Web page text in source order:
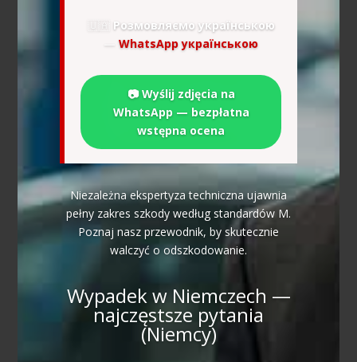
🇺🇦 Розмовляємо українською
— WhatsApp українською
📷 Wyślij zdjęcia na
WhatsApp — bezpłatna
wstępna ocena
Niezależna ekspertyza techniczna ujawnia
pełny zakres szkody według standardów M.
Poznaj nasz przewodnik, by skutecznie
walczyć o odszkodowanie.
Wypadek w Niemczech —
najczęstsze pytania
(Niemcy)